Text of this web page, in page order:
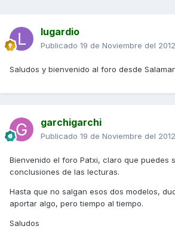
lugardio
Publicado 19 de Noviembre del 2012
Saludos y bienvenido al foro desde
garchigarchi
Publicado 19 de Noviembre del 2012
Bienvenido el foro Patxi, claro que puedes
conclusiones de las lecturas.
Hasta que no salgan esos dos modelos,
aportar algo, pero tiempo al tiempo.
Saludos